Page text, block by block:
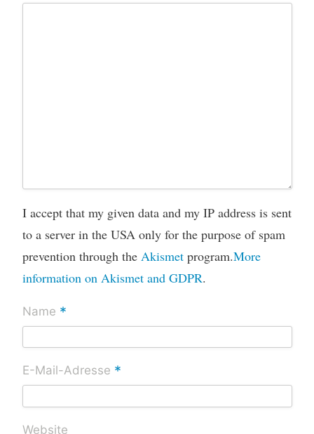
I accept that my given data and my IP address is sent
to a server in the USA only for the purpose of spam
prevention through the Akismetprogram.More
information on Akismet and GDPR.
Name *
E-Mail-Adresse *
Website